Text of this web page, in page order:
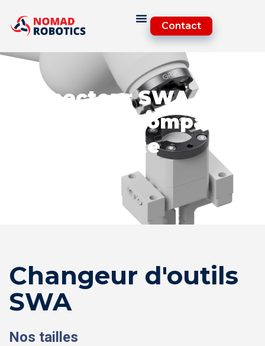
Contact
Connecteur SWA robot
industriel – Compact,
léger et haute
Changeur d'outils
SWA
Nos tailles